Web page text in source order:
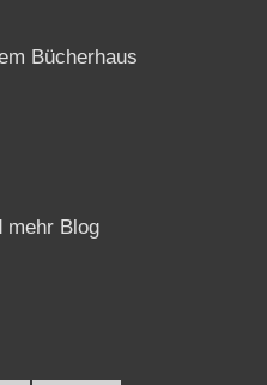
Bücherhaus
mehr Blog